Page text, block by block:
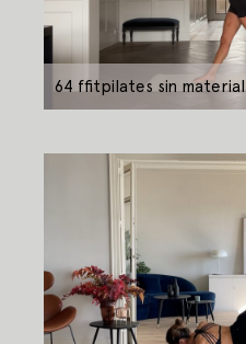
64 ffitpilates sin material